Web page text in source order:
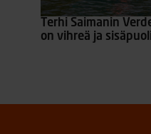
Terhi Saimanin
on vihreä ja